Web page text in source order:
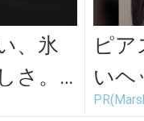
、氷
さ。
ピ
いヘ
た